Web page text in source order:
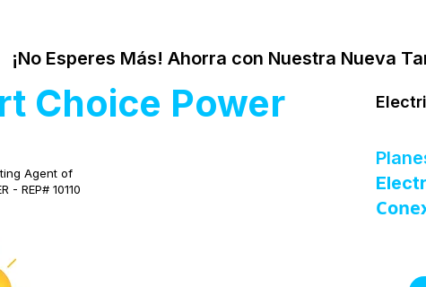
¡No Esperes Más! Ahorra con Nuestra Nueva
Choice Power
Agent of
- REP# 10110